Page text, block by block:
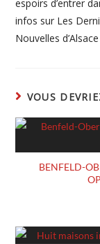
espoirs d’entrer
infos sur Les
Nouvelles d’Alsace
VOUS
BENFELD-